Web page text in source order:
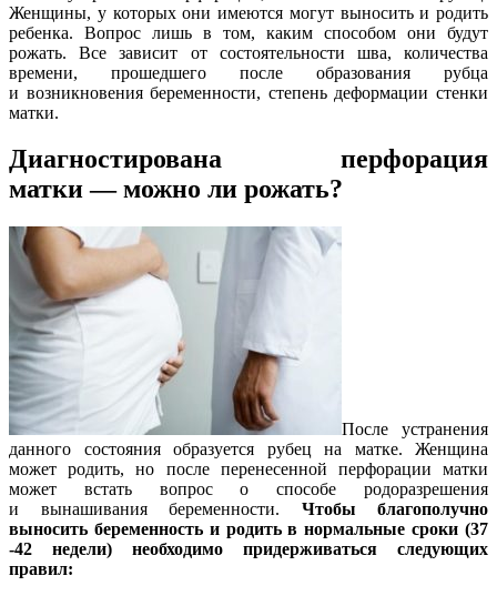
Женщины, у которых они имеются могут выносить и родить
ребенка. Вопрос лишь в том, каким способом они будут
рожать. Все зависит от состоятельности шва, количества
времени, прошедшего после образования рубца
и возникновения беременности, степень деформации стенки
матки.
Диагностирована перфорация
матки — можно ли рожать?
После устранения
данного состояния образуется рубец на матке. Женщина
может родить, но после перенесенной перфорации матки
может встать вопрос о способе родоразрешения
и вынашивания беременности. Чтобы благополучно
выносить беременность и родить в нормальные сроки (37
-42 недели) необходимо придерживаться следующих
правил: